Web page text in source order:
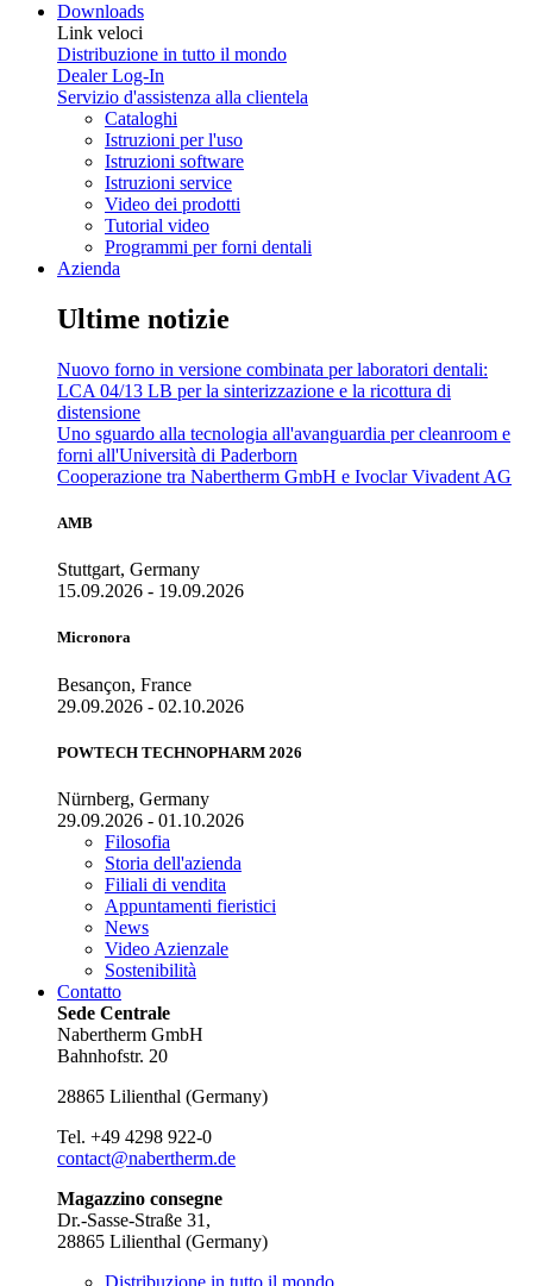
Downloads
Link veloci
Distribuzione in tutto il mondo
Dealer Log-In
Servizio d'assistenza alla clientela
Cataloghi
Istruzioni per l'uso
Istruzioni software
Istruzioni service
Video dei prodotti
Tutorial video
Programmi per forni dentali
Azienda
Ultime notizie
Nuovo forno in versione combinata per laboratori dentali:
LCA 04/13 LB per la sinterizzazione e la ricottura di
distensione
Uno sguardo alla tecnologia all'avanguardia per cleanroom e
forni all'Università di Paderborn
Cooperazione tra Nabertherm GmbH e Ivoclar Vivadent AG
AMB
Stuttgart, Germany
15.09.2026 - 19.09.2026
Micronora
Besançon, France
29.09.2026 - 02.10.2026
POWTECH TECHNOPHARM 2026
Nürnberg, Germany
29.09.2026 - 01.10.2026
Filosofia
Storia dell'azienda
Filiali di vendita
Appuntamenti fieristici
News
Video Azienzale
Sostenibilità
Contatto
Sede Centrale
Nabertherm GmbH
Bahnhofstr. 20
28865 Lilienthal (Germany)
Tel. +49 4298 922-0
contact@nabertherm.de
Magazzino consegne
Dr.-Sasse-Straße 31,
28865 Lilienthal (Germany)
Distribuzione in tutto il mondo